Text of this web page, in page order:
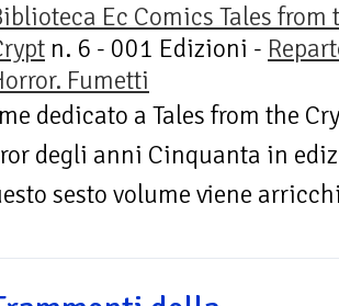
Ec Comics Tales from
n. 6 - 001 Edizioni -
Fumetti
dedicato a Tales from the
degli anni Cinquanta in
sesto volume viene